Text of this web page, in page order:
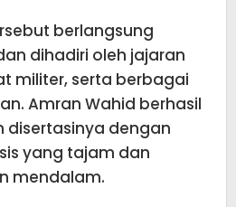
berlangsung
dihadiri oleh jajaran
militer, serta berbagai
Amran Wahid berhasil
dengan
yang tajam dan
mendalam.